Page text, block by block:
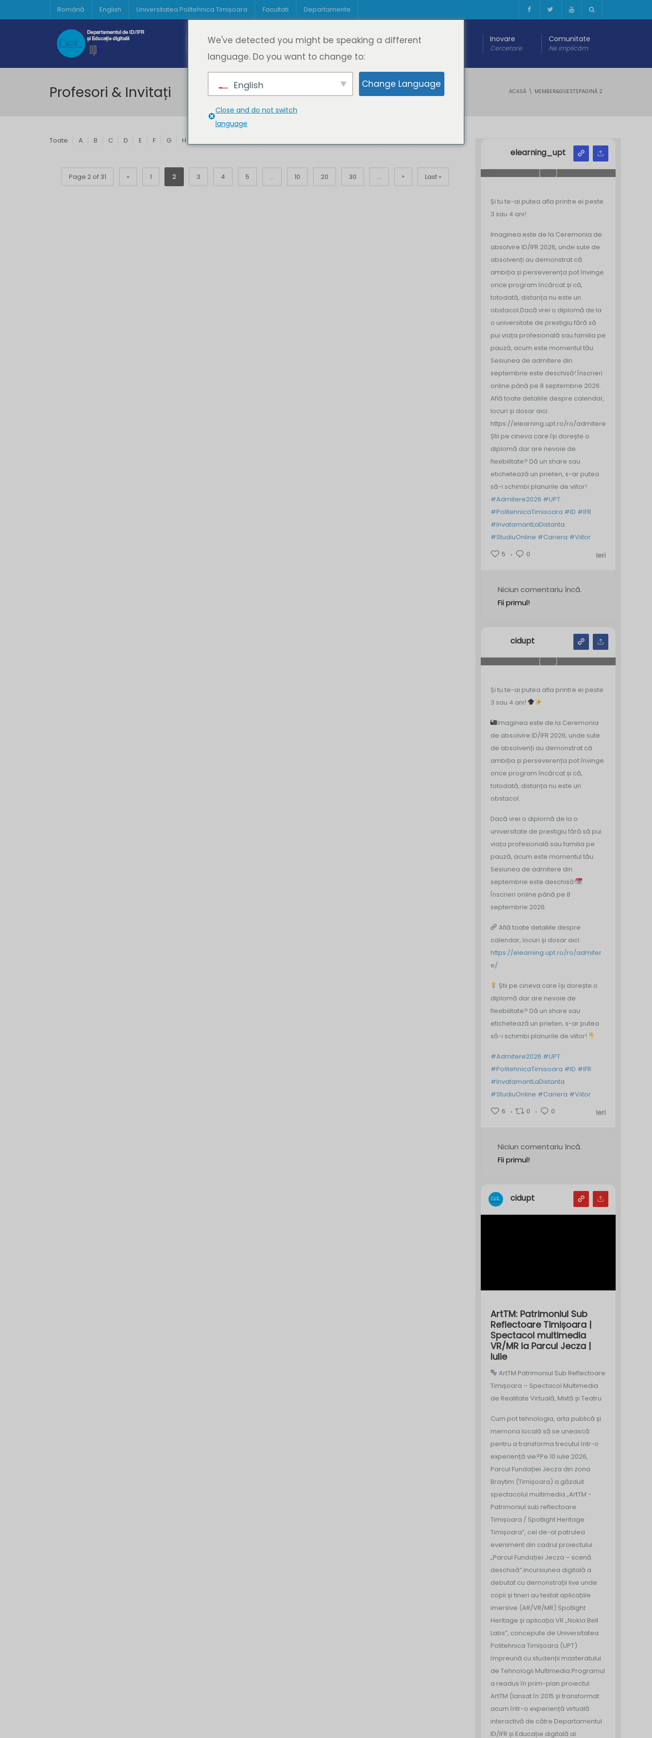
Română English Universitatea Politehnica Timișoara Facultati Departamente
Acasă Despre DeL
Cine suntem
Educație
Oferta de cursuri
Educație digitală Inovare
Cercetare
Comunitate
Ne implicăm
Profesori & Invitați ACASĂ MEMBER&GUESTSPAGINĂ 2
Toate A B C D E F G H
Page 2 of 31 « 1 2 3 4 5 ... 10 20 30 ... » Last »
elearning_upt
Și tu te-ai putea afla printre ei peste
3 sau 4 ani!
Imaginea este de la Ceremonia de
absolvire ID/IFR 2026, unde sute de
absolvenți au demonstrat că
ambiția și perseverența pot învinge
orice program încărcat și că,
totodată, distanța nu este un
obstacol.Dacă vrei o diplomă de la
o universitate de prestigiu fără să
pui viața profesională sau familia pe
pauză, acum este momentul tău.
Sesiunea de admitere din
septembrie este deschisă! Înscrieri
online până pe 8 septembrie 2026.
Află toate detaliile despre calendar,
locuri și dosar aici:
https://elearning.upt.ro/ro/admitere/
Știi pe cineva care își dorește o
diplomă dar are nevoie de
flexibilitate? Dă un share sau
etichetează un prieten, s-ar putea
să-i schimbi planurile de viitor!
#Admitere2026 #UPT
#PolitehnicaTimisoara #ID #IFR
#InvatamantLaDistanta
#StudiuOnline #Cariera #Viitor
5
0 Ieri
Niciun comentariu încă.
Fii primul!
cidupt
Și tu te-ai putea afla printre ei peste
3 sau 4 ani!
Imaginea este de la Ceremonia
de absolvire ID/IFR 2026, unde sute
de absolvenți au demonstrat că
ambiția și perseverența pot învinge
orice program încărcat și că,
totodată, distanța nu este un
obstacol.
Dacă vrei o diplomă de la o
universitate de prestigiu fără să pui
viața profesională sau familia pe
pauză, acum este momentul tău.
Sesiunea de admitere din
septembrie este deschisă!
Înscrieri online până pe 8
septembrie 2026.
Află toate detaliile despre
calendar, locuri și dosar aici:
https://elearning.upt.ro/ro/admiter
e/
Știi pe cineva care își dorește o
diplomă dar are nevoie de
flexibilitate? Dă un share sau
etichetează un prieten, s-ar putea
să-i schimbi planurile de viitor!
#Admitere2026 #UPT
#PolitehnicaTimisoara #ID #IFR
#InvatamantLaDistanta
#StudiuOnline #Cariera #Viitor
6
0 0 Ieri
Niciun comentariu încă.
Fii primul!
cidupt
ArtTM: Patrimoniul Sub
Reflectoare Timișoara |
Spectacol multimedia
VR/MR la Parcul Jecza |
Iulie
ArtTM Patrimoniul Sub Reflectoare
Timișoara – Spectacol Multimedia
de Realitate Virtuală, Mixtă și Teatru
Cum pot tehnologia, arta publică și
memoria locală să se unească
pentru a transforma trecutul într-o
experiență vie?Pe 10 iulie 2026,
Parcul Fundației Jecza din zona
Braytim (Timișoara) a găzduit
spectacolul multimedia „ArtTM -
Patrimoniul sub reflectoare
Timișoara / Spotlight Heritage
Timișoara”, cel de-al patrulea
eveniment din cadrul proiectului
„Parcul Fundației Jecza – scenă
deschisă”.Incursiunea digitală a
debutat cu demonstrații live unde
copii și tineri au testat aplicațiile
imersive (AR/VR/MR) Spotlight
Heritage și aplicația VR „Nokia Bell
Labs”, concepute de Universitatea
Politehnica Timișoara (UPT)
împreună cu studenții masteratului
de Tehnologii Multimedia.Programul
a readus în prim-plan proiectul
ArtTM (lansat în 2015 și transformat
acum într-o experiență virtuală
interactivă de către Departamentul
ID/IFR și Educație digitală al
We've detected you might be speaking a different
language. Do you want to change to:
English Change Language
Close and do not switch
language